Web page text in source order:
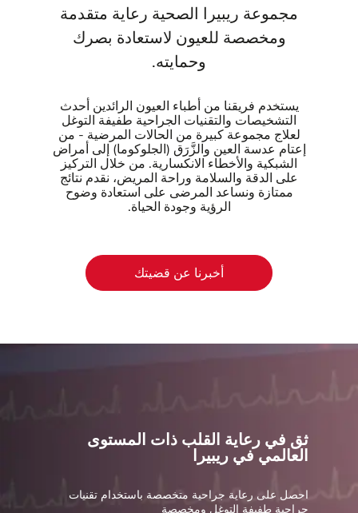
مجموعة ريبيرا الصحية رعاية متقدمة
ومخصصة للعيون لاستعادة بصرك
وحمايته.
يستخدم فريقنا من أطباء العيون الرائدين أحدث
التشخيصات والتقنيات الجراحية طفيفة التوغل
لعلاج مجموعة كبيرة من الحالات المرضية - من
إعتام عدسة العين والزَّرَق (الجلوكوما) إلى أمراض
الشبكية والأخطاء الانكسارية. من خلال التركيز
على الدقة والسلامة وراحة المريض، نقدم نتائج
ممتازة ونساعد المرضى على استعادة وضوح
الرؤية وجودة الحياة.
أخبرنا عن قضيتك
ثق في رعاية القلب ذات المستوى
العالمي في ريبيرا
احصل على رعاية جراحية متخصصة باستخدام تقنيات
جراحية طفيفة التوغل ومخصصة